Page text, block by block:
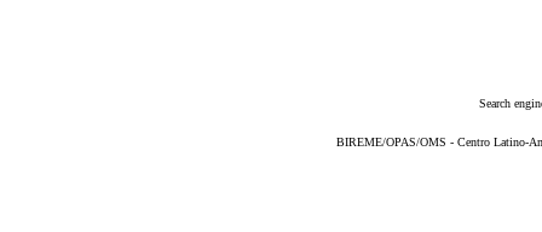
Search
BIREME/OPAS/OMS - Centro Latino-